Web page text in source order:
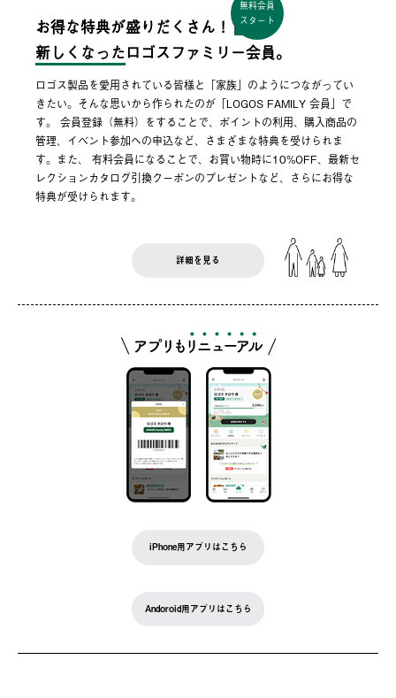
お得な特典が盛りだくさん！
無料会員
スタート
新しくなった ロゴスファミリー会員。
ロゴス製品を愛用されている皆様と「家族」のようにつながってい
きたい。そんな思いから作られたのが「LOGOS FAMILY 会員」で
す。 会員登録（無料）をすることで、ポイントの利用、購入商品の
管理、イベント参加への申込など、さまざまな特典を受けられま
す。また、 有料会員になることで、お買い物時に10%OFF、最新セ
レクションカタログ引換クーポンのプレゼントなど、さらにお得な
特典が受けられます。
詳細を見る
iPhone用アプリはこちら
Andoroid用アプリはこちら